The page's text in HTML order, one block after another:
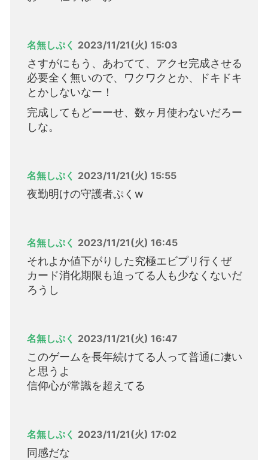
名無しぷく 2023/11/21(火) 15:03
さすがにもう、あわてて、アクセ完成させる
必要全く無いので、ワクワクとか、ドキドキ
とかしないなー！
完成してもどーーせ、数ヶ月使わないだろー
しな。
名無しぷく 2023/11/21(火) 15:55
夜勤明けの守護者ぷくw
名無しぷく 2023/11/21(火) 16:45
それよか値下がりした究極エビプリ行くぜ
カード消化期限も迫ってる人も少なくないだ
ろうし
名無しぷく 2023/11/21(火) 16:47
このゲームを長年続けてる人って普通に凄い
と思うよ
信仰心が常識を超えてる
名無しぷく 2023/11/21(火) 17:02
同感だな